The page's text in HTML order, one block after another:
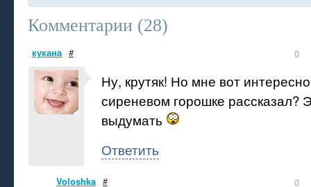
Комментарии (28)
кукана # 0
Ну, крутяк! Но мне вот
сиреневом горошке рассказал?
выдумать
Ответить
Voloshka # 0